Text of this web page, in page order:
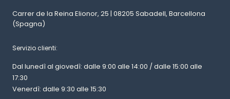
Carrer de la Reina Elionor, 25 | 08205 Sabadell, Barcellona
(Spagna)
Servizio clienti:
Dal lunedì al giovedì: dalle 9:00 alle 14:00 / dalle 15:00 alle
17:30
Venerdì: dalle 9:30 alle 15:30